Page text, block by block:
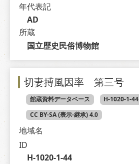
年代表記
AD
所蔵
国立歴史民俗博物館
切妻搏風因率 第三号
館蔵資料データベース
H-1020-1-44
CC BY-SA (表示-継承) 4.0
地域名
ID
H-1020-1-44